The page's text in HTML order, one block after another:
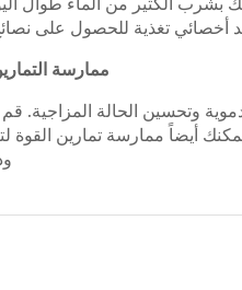
أخصائي تغذية للحصول على
ممارسة
وتحسين الحالة المزاجية. قم
أيضاً ممارسة تمارين القوة